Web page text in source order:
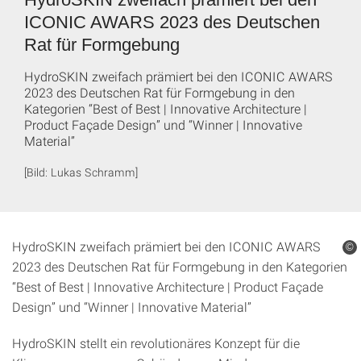
ICONIC AWARS 2023 des Deutschen
Rat für Formgebung
HydroSKIN zweifach prämiert bei den ICONIC AWARS
2023 des Deutschen Rat für Formgebung in den
Kategorien “Best of Best | Innovative Architecture |
Product Façade Design” und “Winner | Innovative
Material”
[Bild: Lukas Schramm]
HydroSKIN zweifach prämiert bei den ICONIC AWARS
2023 des Deutschen Rat für Formgebung in den Kategorien
“Best of Best | Innovative Architecture | Product Façade
Design” und “Winner | Innovative Material”
HydroSKIN stellt ein revolutionäres Konzept für die
©